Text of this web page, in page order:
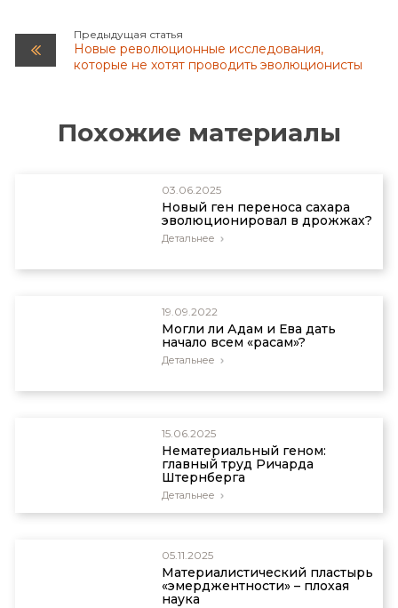
Предыдущая статья
Новые революционные исследования,
которые не хотят проводить эволюционисты
Похожие материалы
03.06.2025
Новый ген переноса сахара
эволюционировал в дрожжах?
Детальнее
19.09.2022
Могли ли Адам и Ева дать
начало всем «расам»?
Детальнее
15.06.2025
Нематериальный геном:
главный труд Ричарда
Штернберга
Детальнее
05.11.2025
Материалистический пластырь
«эмерджентности» – плохая
наука